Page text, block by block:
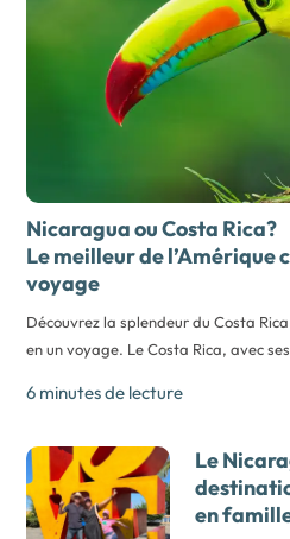
Nicaragua ou Costa Rica?
Le meilleur de l’Amérique
voyage
Découvrez la splendeur du Costa
en un voyage. Le Costa Rica, avec
6 minutes de lecture
Le
en